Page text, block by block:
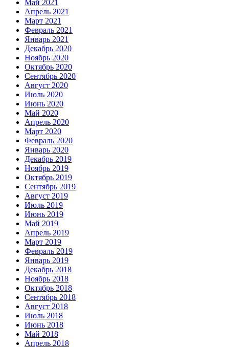
Май 2021
Апрель 2021
Март 2021
Февраль 2021
Январь 2021
Декабрь 2020
Ноябрь 2020
Октябрь 2020
Сентябрь 2020
Август 2020
Июль 2020
Июнь 2020
Май 2020
Апрель 2020
Март 2020
Февраль 2020
Январь 2020
Декабрь 2019
Ноябрь 2019
Октябрь 2019
Сентябрь 2019
Август 2019
Июль 2019
Июнь 2019
Май 2019
Апрель 2019
Март 2019
Февраль 2019
Январь 2019
Декабрь 2018
Ноябрь 2018
Октябрь 2018
Сентябрь 2018
Август 2018
Июль 2018
Июнь 2018
Май 2018
Апрель 2018